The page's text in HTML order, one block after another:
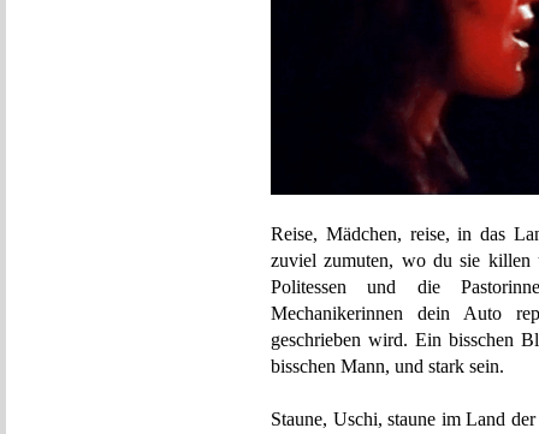
Reise, Mädchen, reise, in das
zuviel zumuten, wo du sie killen
Politessen und die
Mechanikerinnen dein Auto
geschrieben wird. Ein bisschen
bisschen Mann, und stark sein.
Staune, Uschi, staune im Land